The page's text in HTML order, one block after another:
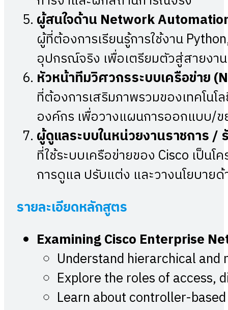
ผู้สนใจด้าน Network
ผู้ที่ต้องการเรียนรู้การใช้งาน
อุปกรณ์จริง เพื่อเตรียมตัวสู่สายงา
หัวหน้าทีมวิศวกรระบบเครือข่าย (
ที่ต้องการเสริมภาพรวมของเทคโน
องค์กร เพื่อวางแผนการออกแบบ/
ผู้ดูแลระบบในหน่วยงานราชการ /
ที่ใช้ระบบเครือข่ายของ Cisco เป็น
การดูแล ปรับแต่ง และวางนโยบาย
รายละเอียดหลักสูตร
Examining Cisco Enterprise
Understand hierarchical
Explore the roles of access,
Learn about controller-